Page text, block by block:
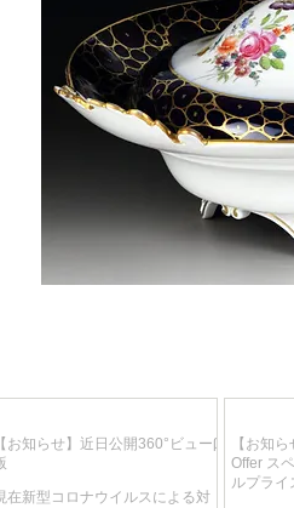
【お知らせ】近日公開360°ビューβ
在新型コロナウイルスによる対
【お知
Offer ス
ルプライ